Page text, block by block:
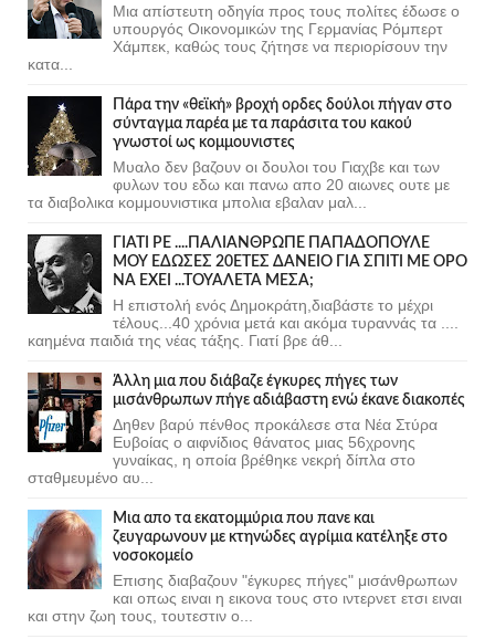
Μια απίστευτη οδηγία προς τους πολίτες έδωσε ο
υπουργός Οικονομικών της Γερμανίας Ρόμπερτ
Χάμπεκ, καθώς τους ζήτησε να περιορίσουν την
κατα...
Πάρα την «θεϊκή» βροχή ορδες δούλοι πήγαν στο
σύνταγμα παρέα με τα παράσιτα του κακού
γνωστοί ως κομμουνιστες
Μυαλο δεν βαζουν οι δουλοι του Γιαχβε και των
φυλων του εδω και πανω απο 20 αιωνες ουτε με
τα διαβολικα κομμουνιστικα μπολια εβαλαν μαλ...
ΓΙΑΤΙ ΡΕ ....ΠΑΛΙΑΝΘΡΩΠΕ ΠΑΠΑΔΟΠΟΥΛΕ
ΜΟΥ ΕΔΩΣΕΣ 20ΕΤΕΣ ΔΑΝΕΙΟ ΓΙΑ ΣΠΙΤΙ ΜΕ ΟΡΟ
ΝΑ ΕΧΕΙ ...ΤΟΥΑΛΕΤΑ ΜΕΣΑ;
Η επιστολή ενός Δημοκράτη,διαβάστε το μέχρι
τέλους...40 χρόνια μετά και ακόμα τυραννάς τα ....
καημένα παιδιά της νέας τάξης. Γιατί βρε άθ...
Άλλη μια που διάβαζε έγκυρες πήγες των
μισάνθρωπων πήγε αδιάβαστη ενώ έκανε διακοπές
Δηθεν βαρύ πένθος προκάλεσε στα Νέα Στύρα
Ευβοίας ο αιφνίδιος θάνατος μιας 56χρονης
γυναίκας, η οποία βρέθηκε νεκρή δίπλα στο
σταθμευμένο αυ...
Μια απο τα εκατομμύρια που πανε και
ζευγαρωνουν με κτηνώδες αγρίμια κατέληξε στο
νοσοκομείο
Επισης διαβαζουν "έγκυρες πήγες" μισάνθρωπων
και οπως ειναι η εικονα τους στο ιντερνετ ετσι ειναι
και στην ζωη τους, τουτεστιν ο...